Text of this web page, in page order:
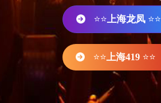
⭐⭐ 上海龙凤 ⭐⭐
⭐⭐ 上海419 ⭐⭐